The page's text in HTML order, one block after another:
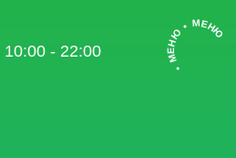
10:00 - 22:00 • МЕНЮ • МЕНЮ